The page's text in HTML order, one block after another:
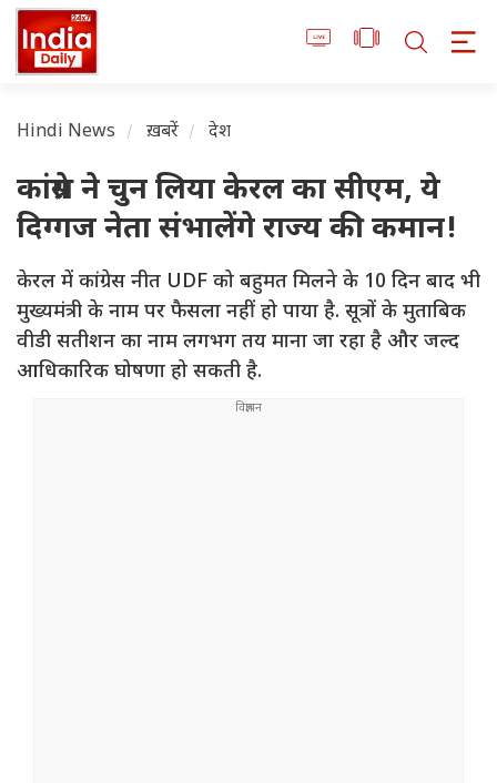
Hindi News ख़बरें देश
कांग्रेस ने चुन लिया केरल का सीएम, ये
दिग्गज नेता संभालेंगे राज्य की कमान!
केरल में कांग्रेस नीत UDF को बहुमत मिलने के 10 दिन बाद भी
मुख्यमंत्री के नाम पर फैसला नहीं हो पाया है. सूत्रों के मुताबिक
वीडी सतीशन का नाम लगभग तय माना जा रहा है और जल्द
आधिकारिक घोषणा हो सकती है.